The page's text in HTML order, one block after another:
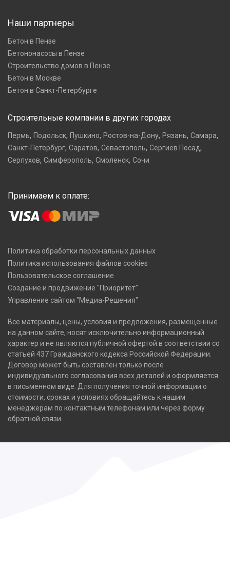
Наши партнеры
Бетон в Пензе
Бетононасосы в Пензе
Строительство домов в Пензе
Бетон в Москве
Бетон в Санкт-Петербурге
Строительные компании в других городах
Пермь, Подольск, Пушкино, Ростов-на-Дону, Рязань, Самара,
Санкт-Петербург, Саратов, Севастополь, Сергиев Посад,
Серпухов, Симферополь, Смоленск, Сочи
Принимаем к оплате:
Политика обработки персональных данных
Политика использования файлов cookies
Пользовательское соглашение
Создание и продвижение "Приоритет"
Управление сайтом "Медиа-Решения"
Все материалы, цены, условия и предложения, размещенные
на данном сайте, носят исключительно информационный
характер и не являются публичной офертой в соответствии со
статьей 437 Гражданского кодекса Российской Федерации.
Договор может быть составлен только после
индивидуального согласования всех деталей и оформляется
в письменном виде. Для получения точной информации о
стоимости, сроках и условиях обращайтесь к нашим
менеджерам по контактным телефонам или через форму
обратной связи.